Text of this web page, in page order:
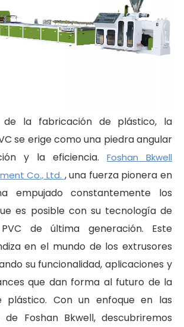
la fabricación de plástico, la
se erige como una piedra angular
y la eficiencia. Foshan Bkwell
Co., Ltd. , una fuerza pionera en
empujado constantemente los
es posible con su tecnología de
de última generación. Este
en el mundo de los extrusores
su funcionalidad, aplicaciones y
que dan forma al futuro de la
plástico. Con un enfoque en las
de Foshan Bkwell, descubriremos